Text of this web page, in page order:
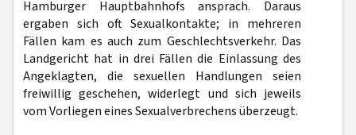
Hamburger Hauptbahnhofs ansprach. Daraus
ergaben sich oft Sexualkontakte; in mehreren
Fällen kam es auch zum Geschlechtsverkehr. Das
Landgericht hat in drei Fällen die Einlassung des
Angeklagten, die sexuellen Handlungen seien
freiwillig geschehen, widerlegt und sich jeweils
vom Vorliegen eines Sexualverbrechens überzeugt.